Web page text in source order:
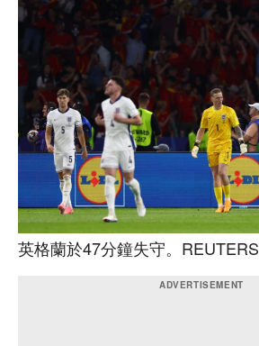
英格蘭於47分鐘失守。REUTERS